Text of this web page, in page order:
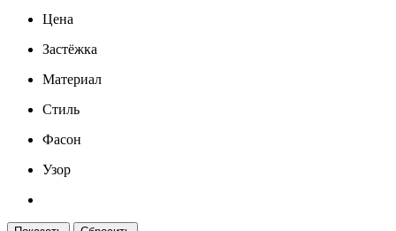
Цена
Застёжка
Материал
Стиль
Фасон
Узор